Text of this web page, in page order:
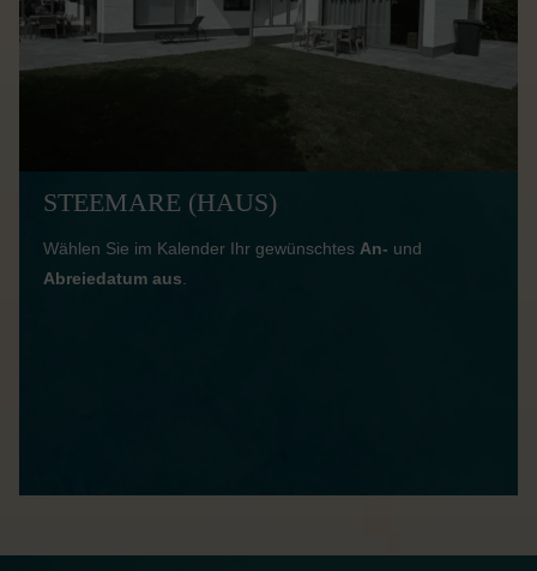
STEEMARE (HAUS)
Wählen Sie im Kalender Ihr gewünschtes An- und
Abreiedatum aus